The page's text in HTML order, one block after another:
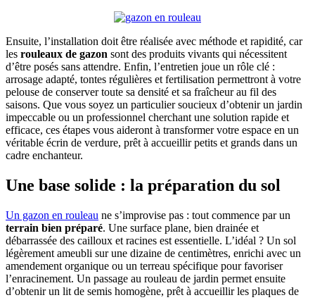
Ensuite, l’installation doit être réalisée avec méthode et rapidité, car
les rouleaux de gazon sont des produits vivants qui nécessitent
d’être posés sans attendre. Enfin, l’entretien joue un rôle clé :
arrosage adapté, tontes régulières et fertilisation permettront à votre
pelouse de conserver toute sa densité et sa fraîcheur au fil des
saisons. Que vous soyez un particulier soucieux d’obtenir un jardin
impeccable ou un professionnel cherchant une solution rapide et
efficace, ces étapes vous aideront à transformer votre espace en un
véritable écrin de verdure, prêt à accueillir petits et grands dans un
cadre enchanteur.
Une base solide : la préparation du sol
Un gazon en rouleau ne s’improvise pas : tout commence par un
terrain bien préparé. Une surface plane, bien drainée et
débarrassée des cailloux et racines est essentielle. L’idéal ? Un sol
légèrement ameubli sur une dizaine de centimètres, enrichi avec un
amendement organique ou un terreau spécifique pour favoriser
l’enracinement. Un passage au rouleau de jardin permet ensuite
d’obtenir un lit de semis homogène, prêt à accueillir les plaques de